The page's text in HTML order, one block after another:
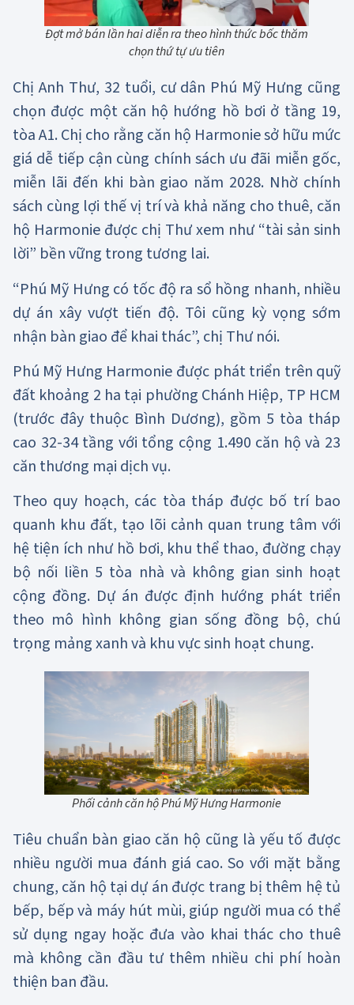
Đợt mở bán lần hai diễn ra theo hình thức bốc thăm
chọn thứ tự ưu tiên
Chị Anh Thư, 32 tuổi, cư dân Phú Mỹ Hưng cũng
chọn được một căn hộ hướng hồ bơi ở tầng 19,
tòa A1. Chị cho rằng căn hộ Harmonie sở hữu mức
giá dễ tiếp cận cùng chính sách ưu đãi miễn gốc,
miễn lãi đến khi bàn giao năm 2028. Nhờ chính
sách cùng lợi thế vị trí và khả năng cho thuê, căn
hộ Harmonie được chị Thư xem như “tài sản sinh
lời” bền vững trong tương lai.
“Phú Mỹ Hưng có tốc độ ra sổ hồng nhanh, nhiều
dự án xây vượt tiến độ. Tôi cũng kỳ vọng sớm
nhận bàn giao để khai thác”, chị Thư nói.
Phú Mỹ Hưng Harmonie được phát triển trên quỹ
đất khoảng 2 ha tại phường Chánh Hiệp, TP HCM
(trước đây thuộc Bình Dương), gồm 5 tòa tháp
cao 32-34 tầng với tổng cộng 1.490 căn hộ và 23
căn thương mại dịch vụ.
Theo quy hoạch, các tòa tháp được bố trí bao
quanh khu đất, tạo lõi cảnh quan trung tâm với
hệ tiện ích như hồ bơi, khu thể thao, đường chạy
bộ nối liền 5 tòa nhà và không gian sinh hoạt
cộng đồng. Dự án được định hướng phát triển
theo mô hình không gian sống đồng bộ, chú
trọng mảng xanh và khu vực sinh hoạt chung.
Phối cảnh căn hộ Phú Mỹ Hưng Harmonie
Tiêu chuẩn bàn giao căn hộ cũng là yếu tố được
nhiều người mua đánh giá cao. So với mặt bằng
chung, căn hộ tại dự án được trang bị thêm hệ tủ
bếp, bếp và máy hút mùi, giúp người mua có thể
sử dụng ngay hoặc đưa vào khai thác cho thuê
mà không cần đầu tư thêm nhiều chi phí hoàn
thiện ban đầu.